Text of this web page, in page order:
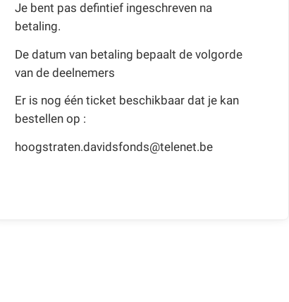
Je bent pas defintief ingeschreven na
betaling.
De datum van betaling bepaalt de volgorde
van de deelnemers
Er is nog één ticket beschikbaar dat je kan
bestellen op :
hoogstraten.davidsfonds@telenet.be